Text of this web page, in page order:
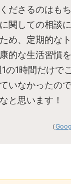
ださるのはも
関しての相談
め、定期的な
的な生活習慣
の1時間だけで
いなかったの
と思います！
（